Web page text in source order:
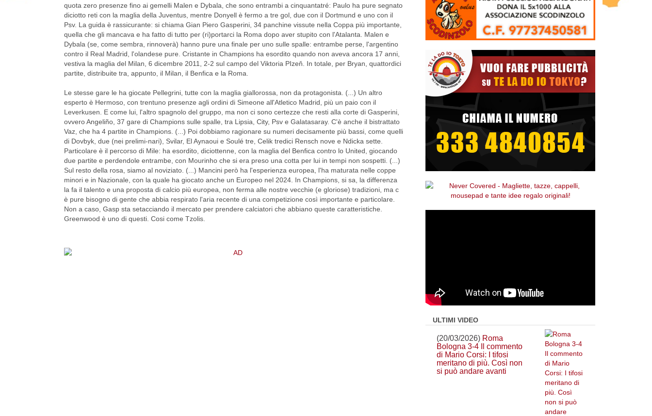
quota zero presenze fino ai gemelli Malen e Dybala, che sono entrambi a cinquantatré: Paulo ha pure segnato
diciotto reti con la maglia della Juventus, mentre Donyell è fermo a tre gol, due con il Dortmund e uno con il
Psv. La guida è rassicurante: si chiama Gian Piero Gasperini, 34 panchine vissute nella Coppa più importante,
quella che gli mancava e ha fatto di tutto per (ri)portarci la Roma dopo aver stupito con l'Atalanta. Malen e
Dybala (se, come sembra, rinnoverà) hanno pure una finale per uno sulle spalle: entrambe perse, l'argentino
contro il Real Madrid, l'olandese pure. Cristante in Champions ha esordito quando non aveva ancora 17 anni,
vestiva la maglia del Milan, 6 dicembre 2011, 2-2 sul campo del Viktoria PIzeň. In totale, per Bryan, quattordici
partite, distribuite tra, appunto, il Milan, il Benfica e la Roma.
Le stesse gare le ha giocate Pellegrini, tutte con la maglia giallorossa, non da protagonista. (...) Un altro
esperto è Hermoso, con trentuno presenze agli ordini di Simeone all'Atletico Madrid, più un paio con il
Leverkusen. E come lui, l'altro spagnolo del gruppo, ma non ci sono certezze che resti alla corte di Gasperini,
ovvero Angeliño, 37 gare di Champions sulle spalle, tra Lipsia, City, Psv e Galatasaray. C'è anche il bistrattato
Vaz, che ha 4 partite in Champions. (...) Poi dobbiamo ragionare su numeri decisamente più bassi, come quelli
di Dovbyk, due (nei prelimi-nari), Svilar, El Aynaoui e Soulé tre, Celik tredici Rensch nove e Ndicka sette.
Particolare è il percorso di Mile: ha esordito, diciottenne, con la maglia del Benfica contro lo United, giocando
due partite e perdendole entrambe, con Mourinho che si era preso una cotta per lui in tempi non sospetti. (...)
Sul resto della rosa, siamo al noviziato. (...) Mancini però ha l'esperienza europea, l'ha maturata nelle coppe
minori e in Nazionale, con la quale ha giocato anche un Europeo nel 2024. In Champions, si sa, la differenza
la fa il talento e una proposta di calcio più europea, non ferma alle nostre vecchie (e gloriose) tradizioni, ma c
è pure bisogno di gente che abbia respirato l'aria recente di una competizione così importante e particolare.
Non a caso, Gasp sta setacciando il mercato per prendere calciatori che abbiano queste caratteristiche.
Greenwood è uno di questi. Cosi come Tzolis.
ULTIMI VIDEO
(20/03/2026) Roma
Bologna 3-4 Il commento
di Mario Corsi: I tifosi
meritano di più. Così non
si può andare avanti